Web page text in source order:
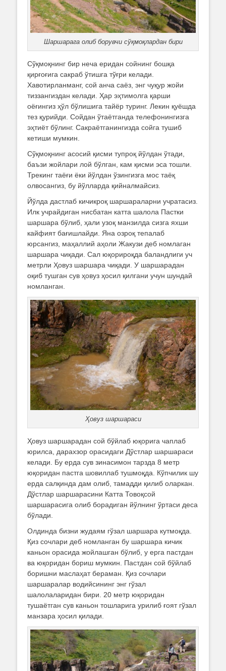
Шаршарага олиб борувчи сўқмоқлардан бири
Сўқмоқнинг бир неча еридан сойнинг бошқа
қирғоғига сакраб ўтишга тўғри келади.
Хавотирланманг, сой анча саёз, энг чуқур жойи
тиззангиздан келади. Ҳар эҳтимолга қарши
оёғингиз ҳўл бўлишига тайёр туринг. Лекин қуёшда
тез қурийди. Сойдан ўтаётганда телефонингизга
эҳтиёт бўлинг. Сакраётганингизда сойга тушиб
кетиши мумкин.
Сўқмоқнинг асосий қисми тупроқ йўлдан ўтади,
баъзи жойлари лой бўлган, кам қисми эса тошли.
Трекинг таёғи ёки йўлдан ўзингизга мос таёқ
олвосангиз, бу йўлларда қийналмайсиз.
Йўлда дастлаб кичикроқ шаршараларни учратасиз.
Илк учрайдиган нисбатан катта шалола Пастки
шаршара бўлиб, ҳали узоқ манзилда сизга яхши
кайфият бағишлайди. Яна озроқ тепалаб
юрсангиз, маҳаллий аҳоли Жакузи деб номлаган
шаршара чиқади. Сал юқорироқда баландлиги уч
метрли Ҳовуз шаршара чиқади. У шаршарадан
оқиб тушган сув ҳовуз ҳосил қилгани учун шундай
номланган.
Ҳовуз шаршараси
Ҳовуз шаршарадан сой бўйлаб юқорига чаплаб
юрилса, дарахзор орасидаги Дўстлар шаршараси
келади. Бу ерда сув зинасимон тарзда 8 метр
юқоридан пастга шовиллаб тушмоқда. Кўпчилик шу
ерда салқинда дам олиб, тамадди қилиб оларкан.
Дўстлар шаршарасини Катта Товоқсой
шаршарасига олиб борадиган йўлнинг ўртаси деса
бўлади.
Олдинда бизни жудаям гўзал шаршара кутмоқда.
Қиз сочлари деб номланган бу шаршара кичик
каньон орасида жойлашган бўлиб, у ерга пастдан
ва юқоридан бориш мумкин. Пастдан сой бўйлаб
боришни маслаҳат бераман. Қиз сочлари
шаршаралар водийсининг энг гўзал
шалолаларидан бири. 20 метр юқоридан
тушаётган сув каньон тошларига урилиб ғоят гўзал
манзара ҳосил қилади.